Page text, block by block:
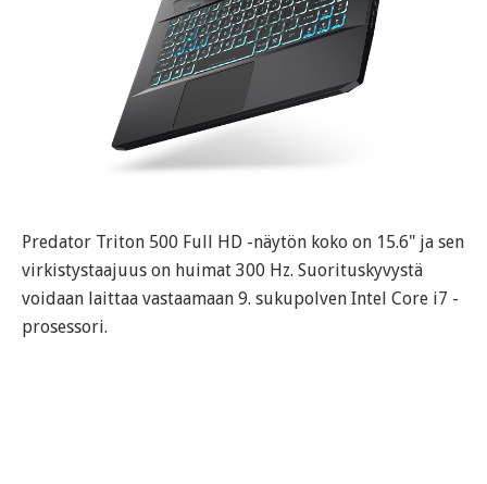
Predator Triton 500 Full HD -näytön koko on 15.6" ja sen
virkistystaajuus on huimat 300 Hz. Suorituskyvystä
voidaan laittaa vastaamaan 9. sukupolven Intel Core i7 -
prosessori.